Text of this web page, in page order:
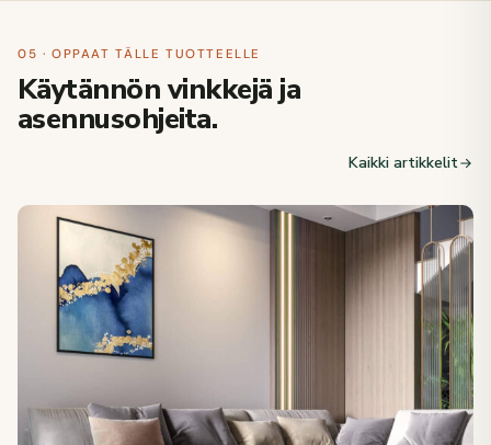
05 · OPPAAT TÄLLE TUOTTEELLE
Käytännön vinkkejä ja
asennusohjeita.
Kaikki artikkelit